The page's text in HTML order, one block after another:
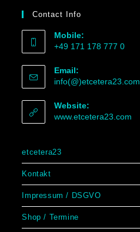
Contact Info
Mobile:
+49 171 178 777 0
Email:
info(@)etcetera23.com
Website:
www.etcetera23.com
etcetera23
Kontakt
Impressum / DSGVO
Shop / Termine